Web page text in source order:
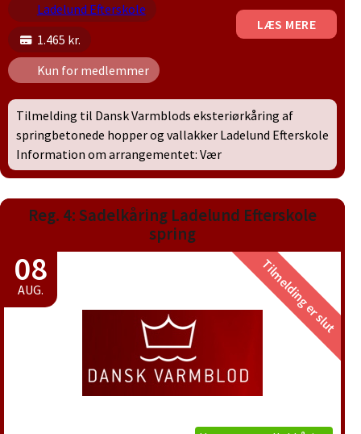
Ladelund Efterskole
1.465 kr.
Kun for medlemmer
LÆS MERE
Tilmelding til Dansk Varmblods eksteriørkåring af
springbetonede hopper og vallakker Ladelund Efterskole
Information om arrangementet: Vær
Reg. 4: Sadelkåring Ladelund Efterskole
spring
08
AUG. Tilmelding er slut